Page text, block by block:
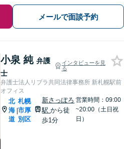
メールで面談予約
小泉 純 弁護
士
インタビューを見
る
弁護士法人リブラ共同法律事務所 新札幌駅前
オフィス
北
海
道
|
札幌
市厚
別区
新さっぽろ
駅から徒
歩1分
営業時間：09:00
~20:00（土日祝
日）